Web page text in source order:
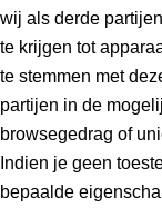
wij als derde
te krijgen tot
te stemmen met
partijen in de
browsegedrag of
Indien je geen
bepaalde